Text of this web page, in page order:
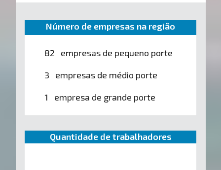
Número de empresas na região
82 empresas de pequeno porte
3 empresas de médio porte
1 empresa de grande porte
Quantidade de trabalhadores